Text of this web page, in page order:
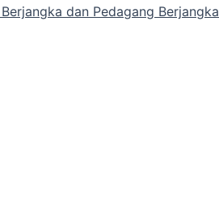
dan Pedagang Berjangka